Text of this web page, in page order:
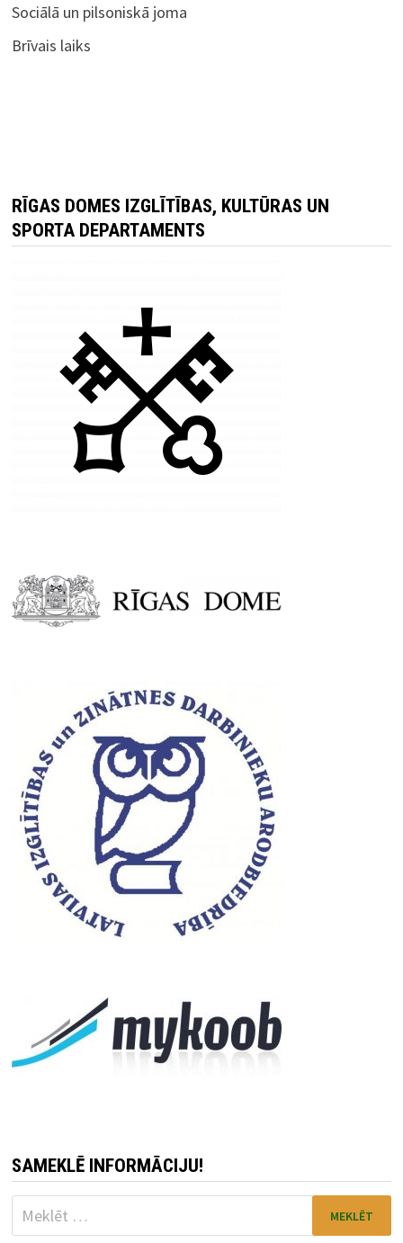
Sociālā un pilsoniskā joma
Brīvais laiks
RĪGAS DOMES IZGLĪTĪBAS, KULTŪRAS UN
SPORTA DEPARTAMENTS
SAMEKLĒ INFORMĀCIJU!
Meklēt: